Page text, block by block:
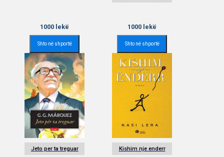
1000 lekë
Shto në shportë
1000 lekë
Shto në shportë
Jeto per ta treguar Kishim nje enderr